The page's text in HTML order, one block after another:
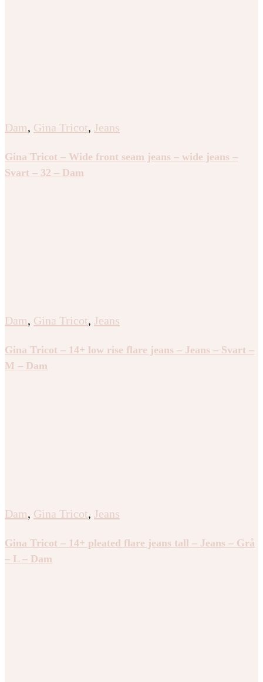
Dam, Gina Tricot, Jeans
Gina Tricot – Wide front seam jeans – wide jeans –
Svart – 32 – Dam
Dam, Gina Tricot, Jeans
Gina Tricot – 14+ low rise flare jeans – Jeans – Svart –
M – Dam
Dam, Gina Tricot, Jeans
Gina Tricot – 14+ pleated flare jeans tall – Jeans – Grå
– L – Dam